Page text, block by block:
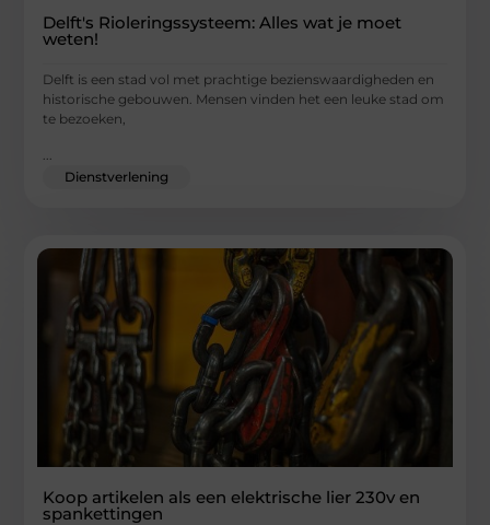
Delft's Rioleringssysteem: Alles wat je moet
weten!
Delft is een stad vol met prachtige bezienswaardigheden en
historische gebouwen. Mensen vinden het een leuke stad om
te bezoeken,
Dienstverlening
Koop artikelen als een elektrische lier 230v en
spankettingen